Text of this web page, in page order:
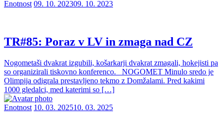
Enotnost 09. 10. 202309. 10. 2023
TR#85: Poraz v LV in zmaga nad CZ
Nogometaši dvakrat izgubili, košarkarji dvakrat zmagali, hokejisti pa
so organizirali tiskovno konferenco. NOGOMET Minulo sredo je
Olimpija odigrala prestavljeno tekmo z Domžalami. Pred kakimi
1000 gledalci, med katerimi so […]
Enotnost 10. 03. 202510. 03. 2025